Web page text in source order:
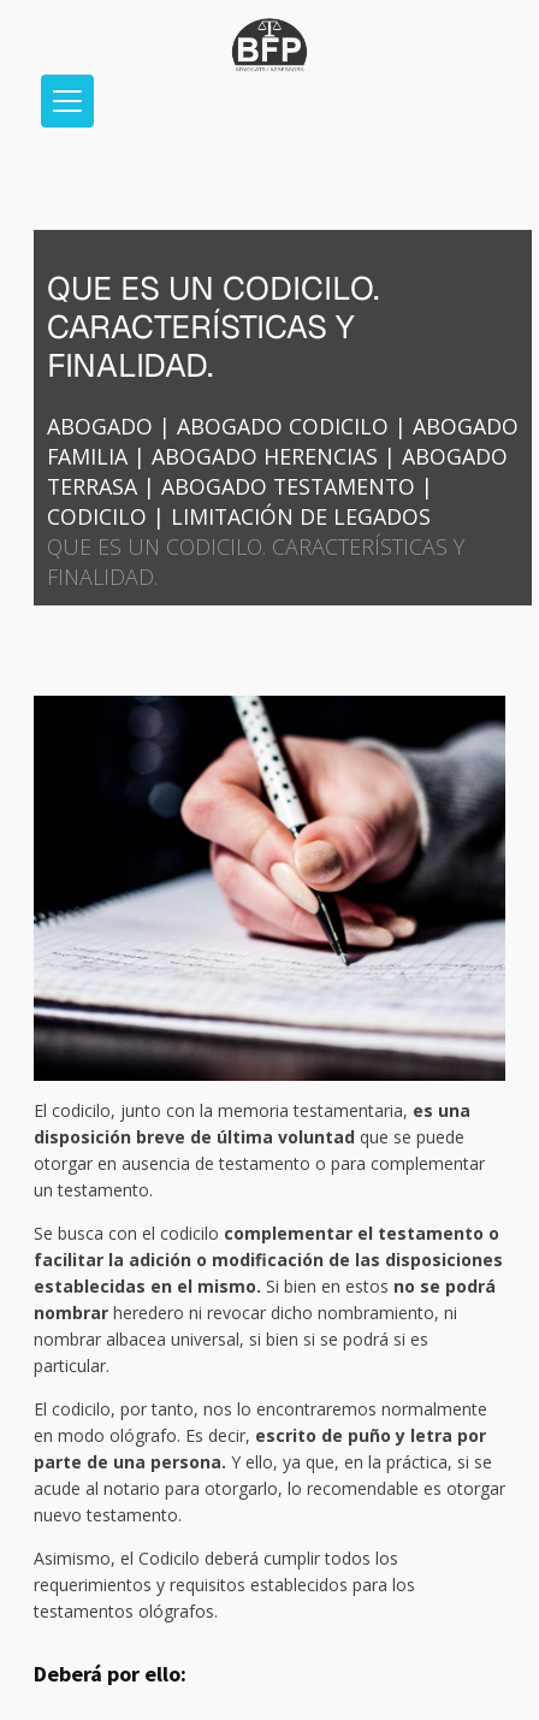
QUE ES UN CODICILO.
CARACTERÍSTICAS Y
FINALIDAD.
ABOGADO |ABOGADO CODICILO |ABOGADO
FAMILIA |ABOGADO HERENCIAS |ABOGADO
TERRASA |ABOGADO TESTAMENTO |
CODICILO | LIMITACIÓN DE LEGADOS
QUE ES UN CODICILO. CARACTERÍSTICAS Y
FINALIDAD.
El codicilo, junto con la memoria testamentaria, es una
disposición breve de última voluntad que se puede
otorgar en ausencia de testamento o para complementar
un testamento.
Se busca con el codicilo complementar el testamento o
facilitar la adición o modificación de las disposiciones
establecidas en el mismo. Si bien en estos no se podrá
nombrar heredero ni revocar dicho nombramiento, ni
nombrar albacea universal, si bien si se podrá si es
particular.
El codicilo, por tanto, nos lo encontraremos normalmente
en modo ológrafo. Es decir, escrito de puño y letra por
parte de una persona. Y ello, ya que, en la práctica, si se
acude al notario para otorgarlo, lo recomendable es otorgar
nuevo testamento.
Asimismo, el Codicilo deberá cumplir todos los
requerimientos y requisitos establecidos para los
testamentos ológrafos.
Deberá por ello: